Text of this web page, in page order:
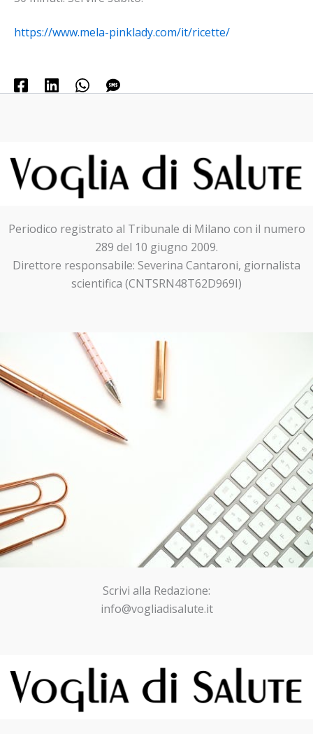
https://www.mela-pinklady.com/it/ricette/
Periodico registrato al Tribunale di Milano con il numero
289 del 10 giugno 2009.
Direttore responsabile: Severina Cantaroni, giornalista
scientifica (CNTSRN48T62D969I)
Scrivi alla Redazione:
info@vogliadisalute.it